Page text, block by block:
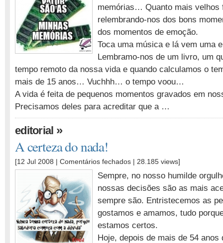
memórias… Quanto mais velhos
relembrando-nos dos bons
dos momentos de emoção.
Toca uma música e lá vem uma
Lembramo-nos de um livro, um
tempo remoto da nossa vida e quando calculamos o
mais de 15 anos… Vuchhh… o tempo voou…
A vida é feita de pequenos momentos gravados em
Precisamos deles para acreditar que a …
editorial »
A certeza do nada!
[12 Jul 2008 | Comentários fechados em
certeza
do
nada!
| 28.185 views]
Sempre, no nosso humilde
nossas decisões são as mais
sempre são. Entristecemos as
gostamos e amamos, tudo
estamos certos.
Hoje, depois de mais de 54 anos